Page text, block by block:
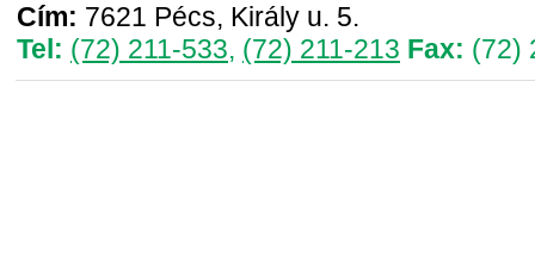
Cím: 7621 Pécs, Király u. 5.
Tel: (72) 211-533, (72) 211-213 Fax: (72)